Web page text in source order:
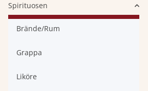
Spirituosen
Brände/Rum
Grappa
Liköre